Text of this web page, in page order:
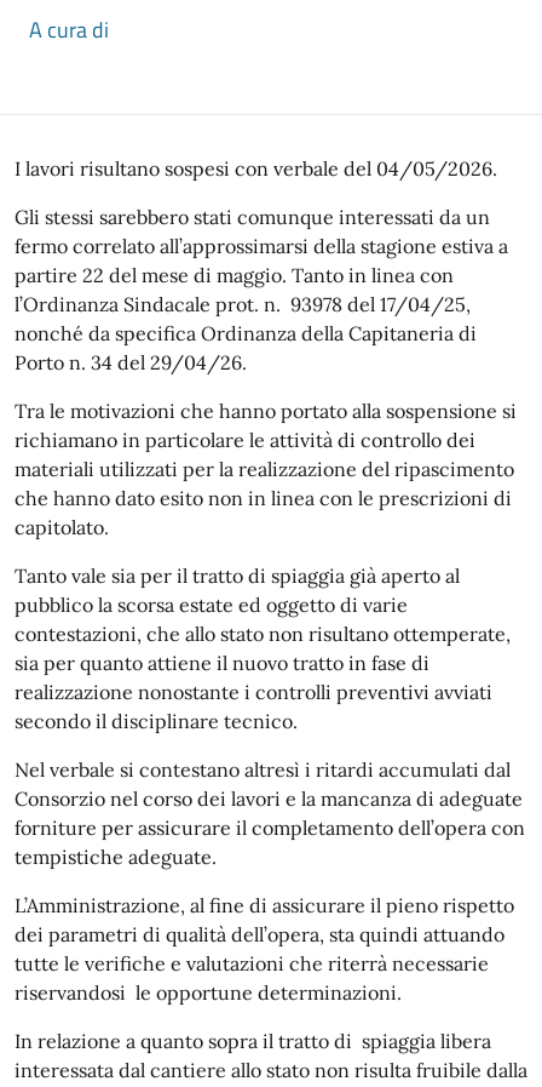
A cura di
Descrizione
I lavori risultano sospesi con verbale del 04/05/2026.
Gli stessi sarebbero stati comunque interessati da un
fermo correlato all’approssimarsi della stagione estiva a
partire 22 del mese di maggio. Tanto in linea con
l’Ordinanza Sindacale prot. n. 93978 del 17/04/25,
nonché da specifica Ordinanza della Capitaneria di
Porto n. 34 del 29/04/26.
Tra le motivazioni che hanno portato alla sospensione si
richiamano in particolare le attività di controllo dei
materiali utilizzati per la realizzazione del ripascimento
che hanno dato esito non in linea con le prescrizioni di
capitolato.
Tanto vale sia per il tratto di spiaggia già aperto al
pubblico la scorsa estate ed oggetto di varie
contestazioni, che allo stato non risultano ottemperate,
sia per quanto attiene il nuovo tratto in fase di
realizzazione nonostante i controlli preventivi avviati
secondo il disciplinare tecnico.
Nel verbale si contestano altresì i ritardi accumulati dal
Consorzio nel corso dei lavori e la mancanza di adeguate
forniture per assicurare il completamento dell’opera con
tempistiche adeguate.
L’Amministrazione, al fine di assicurare il pieno rispetto
dei parametri di qualità dell’opera, sta quindi attuando
tutte le verifiche e valutazioni che riterrà necessarie
riservandosi le opportune determinazioni.
In relazione a quanto sopra il tratto di spiaggia libera
interessata dal cantiere allo stato non risulta fruibile dalla